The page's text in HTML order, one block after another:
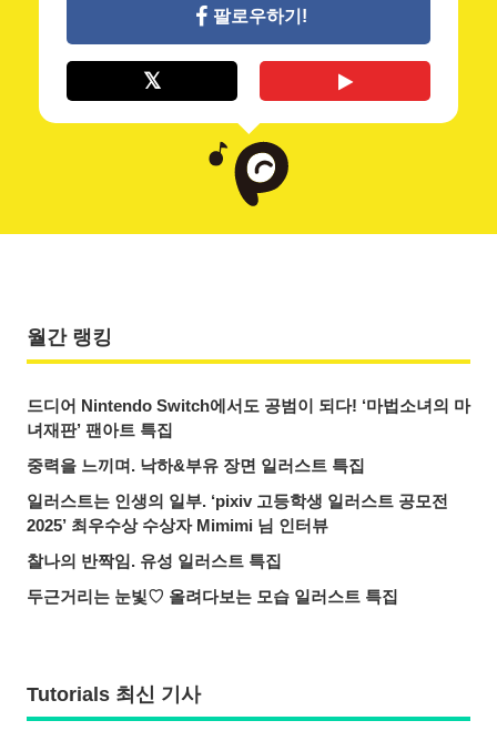
팔로우하기!
월간 랭킹
드디어 Nintendo Switch에서도 공범이 되다! ‘마법소녀의 마
녀재판’ 팬아트 특집
중력을 느끼며. 낙하&부유 장면 일러스트 특집
일러스트는 인생의 일부. ‘pixiv 고등학생 일러스트 공모전
2025’ 최우수상 수상자 Mimimi 님 인터뷰
찰나의 반짝임. 유성 일러스트 특집
두근거리는 눈빛♡ 올려다보는 모습 일러스트 특집
Tutorials 최신 기사